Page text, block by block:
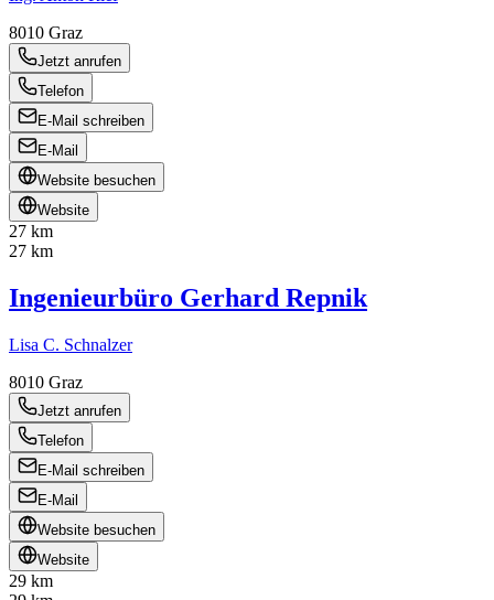
8010 Graz
Jetzt anrufen
Telefon
E-Mail schreiben
E-Mail
Website besuchen
Website
27 km
27 km
Ingenieurbüro Gerhard Repnik
Lisa C. Schnalzer
8010 Graz
Jetzt anrufen
Telefon
E-Mail schreiben
E-Mail
Website besuchen
Website
29 km